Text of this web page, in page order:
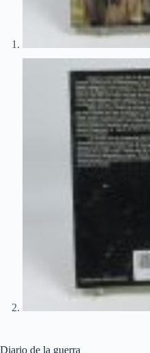
Diario de la guerra